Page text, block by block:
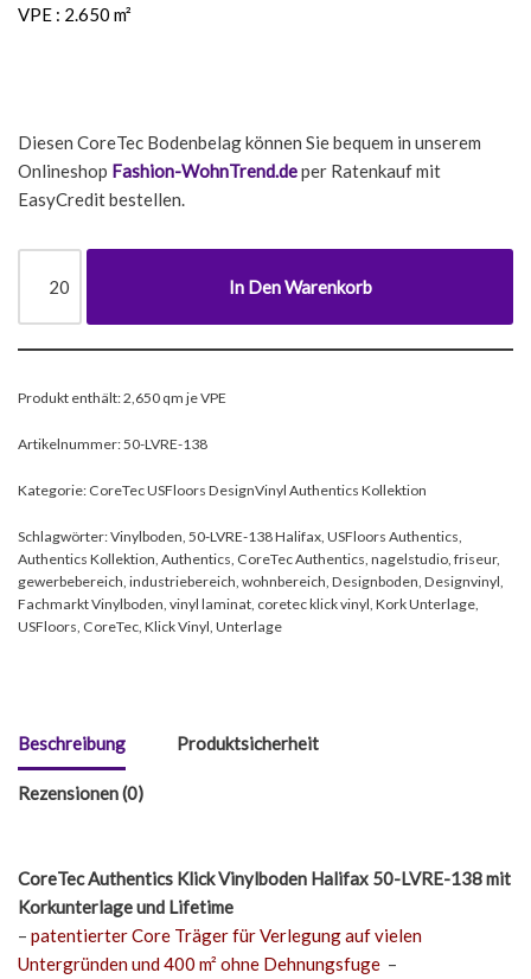
VPE : 2.650 m²
Diesen CoreTec Bodenbelag können Sie bequem in unserem
Onlineshop Fashion-WohnTrend.deper Ratenkauf mit
EasyCredit bestellen.
In Den Warenkorb
Produkt enthält: 2,650 qm je VPE
Artikelnummer:50-LVRE-138
Kategorie: CoreTec USFloors DesignVinyl Authentics Kollektion
Schlagwörter:Vinylboden 50-LVRE-138 Halifax USFloors Authentics
Authentics Kollektion Authentics CoreTec Authentics nagelstudio friseur,
gewerbebereich industriebereich wohnbereich Designboden Designvinyl
Fachmarkt Vinylboden vinyl laminat coretec klick vinyl Kork Unterlage
USFloors CoreTec Klick Vinyl Unterlage
Beschreibung Produktsicherheit
Rezensionen (0)
CoreTec Authentics Klick Vinylboden Halifax 50-LVRE-138mit
Korkunterlage und Lifetime
– patentierter Core Träger für Verlegung auf vielen
Untergründen und 400 m² ohne Dehnungsfuge –